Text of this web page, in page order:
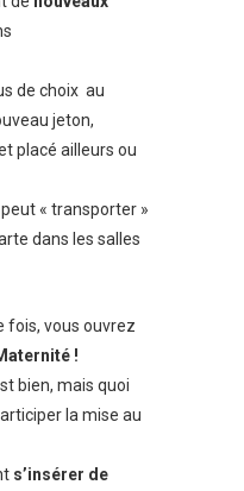
de choix au
jeton,
placé ailleurs ou
« transporter »
dans les salles
fois, vous ouvrez
!
bien, mais quoi
la mise au
s’insérer de